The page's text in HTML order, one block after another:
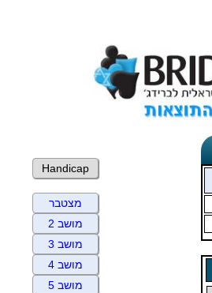
Handicap
מצטבר
מושב 2
מושב 3
מושב 4
מושב 5